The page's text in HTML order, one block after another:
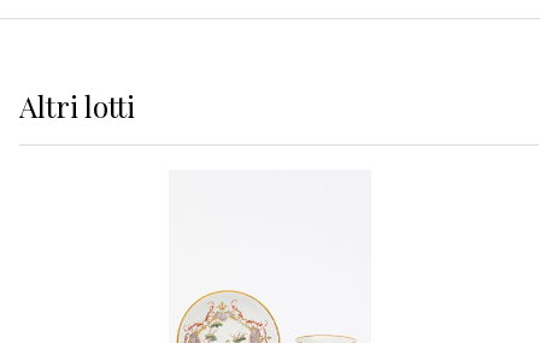
Altrilotti